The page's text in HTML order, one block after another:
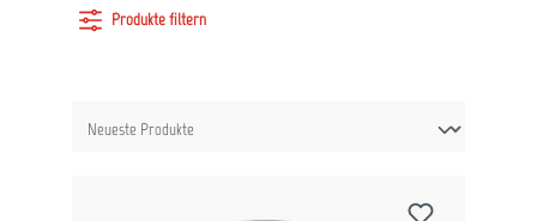
Produkte filtern